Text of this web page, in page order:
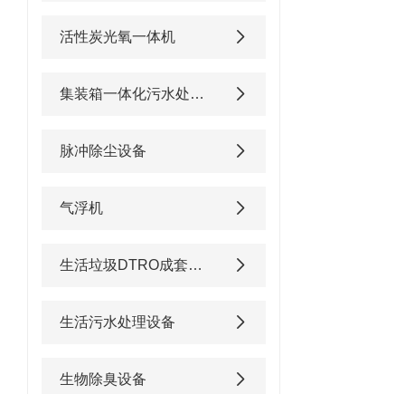
活性炭光氧一体机
集装箱一体化污水处理设备
脉冲除尘设备
气浮机
生活垃圾DTRO成套渗滤液处理设备
生活污水处理设备
生物除臭设备